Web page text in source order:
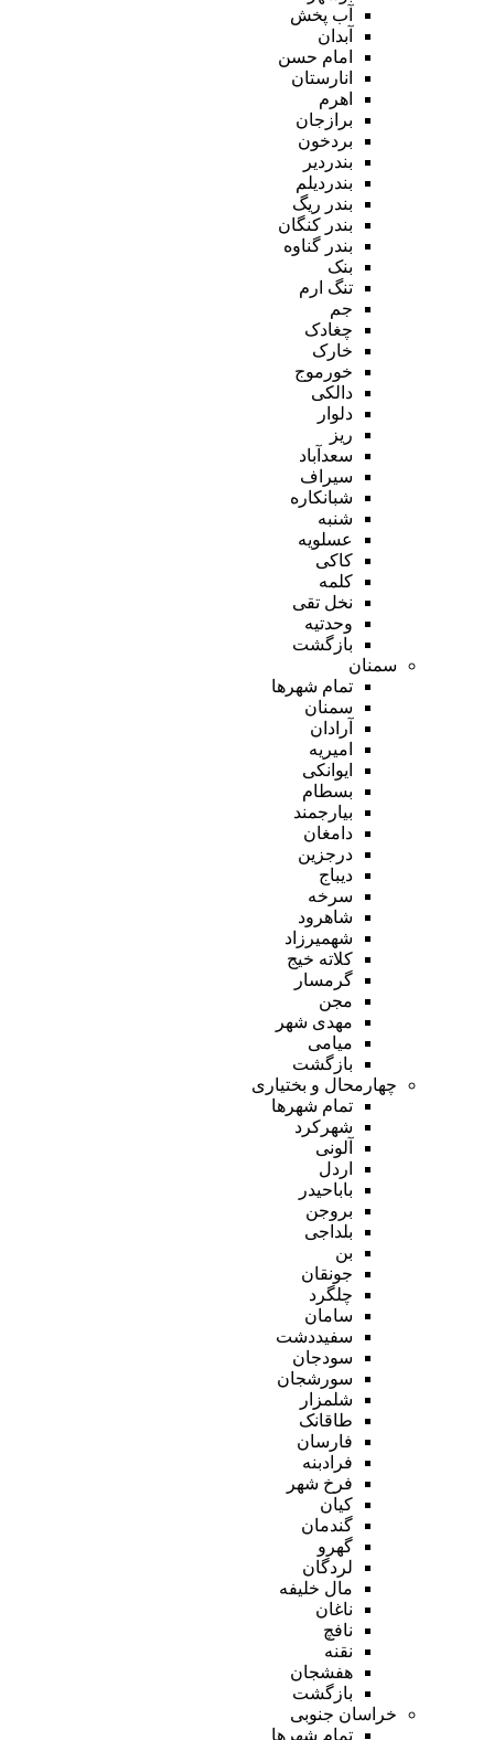
آب پخش
آبدان
امام حسن
انارستان
اهرم
برازجان
بردخون
بندردیر
بندردیلم
بندر ریگ
بندر کنگان
بندر گناوه
بنک
تنگ ارم
جم
چغادک
خارک
خورموج
دالکی
دلوار
ریز
سعدآباد
سیراف
شبانکاره
شنبه
عسلویه
کاکی
کلمه
نخل تقی
وحدتیه
بازگشت
سمنان
تمام شهر‌ها
سمنان
آرادان
امیریه
ایوانکی
بسطام
بیارجمند
دامغان
درجزین
دیباج
سرخه
شاهرود
شهمیرزاد
کلاته خیج
گرمسار
مجن
مهدی شهر
میامی
بازگشت
چهارمحال و بختیاری
تمام شهر‌ها
شهرکرد
آلونی
اردل
باباحیدر
بروجن
بلداجی
بن
جونقان
چلگرد
سامان
سفیددشت
سودجان
سورشجان
شلمزار
طاقانک
فارسان
فرادبنه
فرخ شهر
کیان
گندمان
گهرو
لردگان
مال خلیفه
ناغان
نافچ
نقنه
هفشجان
بازگشت
خراسان جنوبی
تمام شهر‌ها